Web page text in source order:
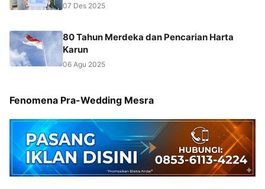
07 Des 2025
80 Tahun Merdeka dan Pencarian Harta
Karun
06 Agu 2025
Fenomena Pra-Wedding Mesra